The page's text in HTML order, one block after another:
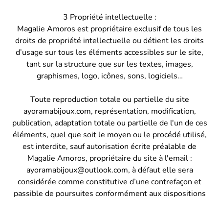
3 Propriété intellectuelle :
Magalie Amoros est propriétaire exclusif de tous les
droits de propriété intellectuelle ou détient les droits
d’usage sur tous les éléments accessibles sur le site,
tant sur la structure que sur les textes, images,
graphismes, logo, icônes, sons, logiciels…
Toute reproduction totale ou partielle du site
ayoramabijoux.com, représentation, modification,
publication, adaptation totale ou partielle de l'un de ces
éléments, quel que soit le moyen ou le procédé utilisé,
est interdite, sauf autorisation écrite préalable de
Magalie Amoros, propriétaire du site à l'email :
ayoramabijoux@outlook.com, à défaut elle sera
considérée comme constitutive d’une contrefaçon et
passible de poursuites conformément aux dispositions